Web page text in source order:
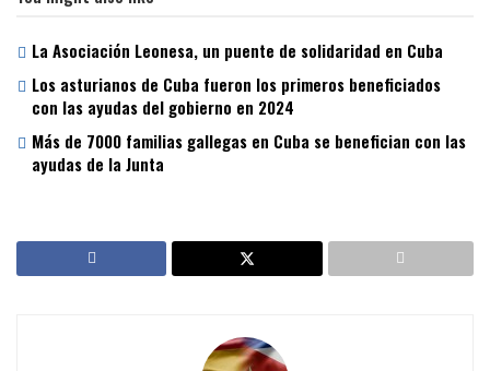
La Asociación Leonesa, un puente de solidaridad en Cuba
Los asturianos de Cuba fueron los primeros beneficiados
con las ayudas del gobierno en 2024
Más de 7000 familias gallegas en Cuba se benefician con las
ayudas de la Junta